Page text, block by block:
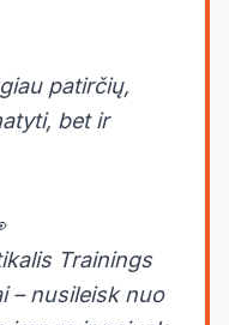
patirčių,
bet ir
Trainings
– nusileisk nuo